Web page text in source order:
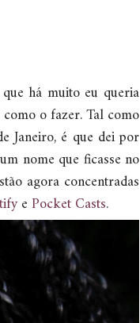
há muito eu queria
o fazer. Tal como
Janeiro, é que dei por
nome que ficasse no
agora concentradas
ePocket Casts.